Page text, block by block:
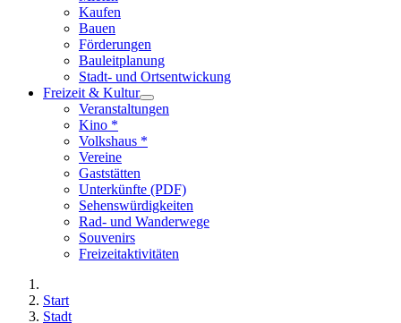
Kaufen
Bauen
Förderungen
Bauleitplanung
Stadt- und Ortsentwickung
Freizeit & Kultur
Veranstaltungen
Kino *
Volkshaus *
Vereine
Gaststätten
Unterkünfte (PDF)
Sehenswürdigkeiten
Rad- und Wanderwege
Souvenirs
Freizeitaktivitäten
Start
Stadt